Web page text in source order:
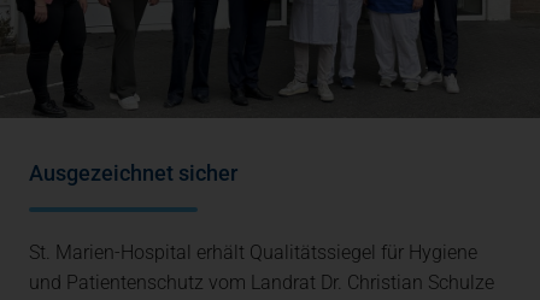
Ausgezeichnet sicher
St. Marien-Hospital erhält Qualitätssiegel für Hygiene
und Patientenschutz vom Landrat Dr. Christian Schulze